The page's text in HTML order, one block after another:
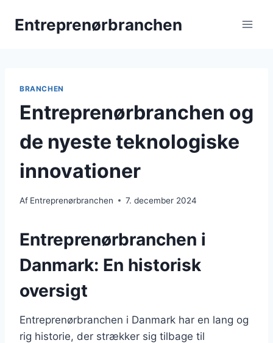
Entreprenørbranchen
BRANCHEN
Entreprenørbranchen og
de nyeste teknologiske
innovationer
Af Entreprenørbranchen 7. december 2024
Entreprenørbranchen i
Danmark: En historisk
oversigt
Entreprenørbranchen i Danmark har en lang og
rig historie, der strækker sig tilbage til